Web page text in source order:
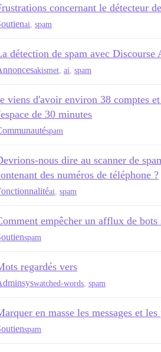
concernant le détecteur
ai spam
détection de spam avec
akismet ai spam
viens d'avoir environ 38 comptes
de 30 minutes
spam
nous dire au scanner de
des numéros de téléphone ?
ai spam
empêcher un afflux de
spam
regardés vers
watched-words spam
en masse les messages et
spam